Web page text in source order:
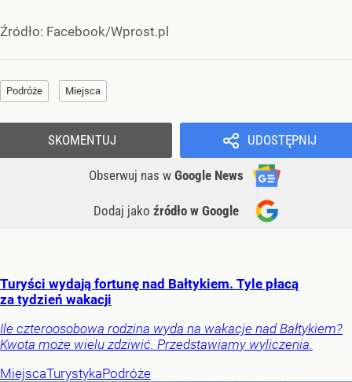
Źródło: Facebook/Wprost.pl
Podróże Miejsca
UDOSTĘPNIJ
Obserwuj nas w Google News
Dodaj jako źródło w Google
SKOMENTUJ
Turyści wydają fortunę nad Bałtykiem. Tyle płacą
za tydzień wakacji
Ile czteroosobowa rodzina wyda na wakacje nad Bałtykiem?
Kwota może wielu zdziwić. Przedstawiamy wyliczenia.
MiejscaTurystykaPodróże